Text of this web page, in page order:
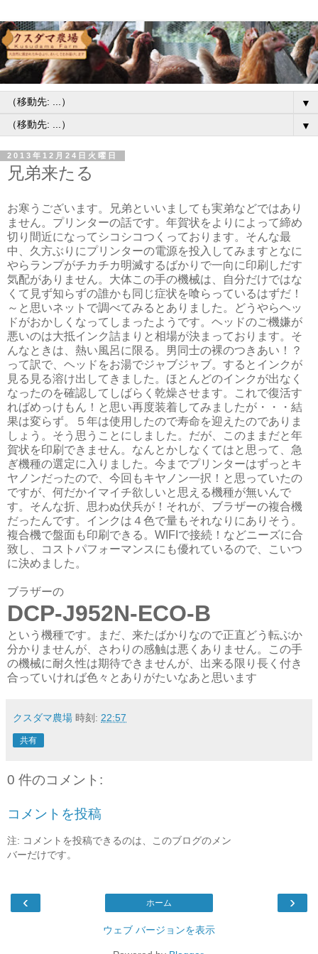
▼
▼
2013年12月24日火曜日
兄弟来たる
お寒うございます。兄弟といいましても実弟などではあり
ません。プリンターの話です。年賀状をよりによって締め
切り間近になってシコシコつくっております。そんな最
中、久方ぶりにプリンターの電源を投入してみますとなに
やらランプがチカチカ明滅するばかりで一向に印刷しだす
気配がありません。大体この手の機械は、自分だけではな
くて見ず知らずの誰かも同じ症状を喰らっているはずだ！
～と思いネットで調べてみるとありました。どうやらヘッ
ドがおかしくなってしまったようです。ヘッドのご機嫌が
悪いのは大抵インク詰まりと相場が決まっております。そ
んなときは、熱い風呂に限る。男同士の裸のつきあい！？
って訳で、ヘッドをお湯でジャブジャブ。するとインクが
見る見る溶け出してきました。ほとんどのインクが出なく
なったのを確認してしばらく乾燥させます。これで復活す
ればめっけもん！と思い再度装着してみましたが・・・結
果は変らず。５年は使用したので寿命を迎えたのでありま
しょう。そう思うことにしました。だが、このままだと年
賀状を印刷できません。なんとかしなくてはと思って、急
ぎ機種の選定に入りました。今までプリンターはずっとキ
ヤノンだったので、今回もキヤノン一択！と思っていたの
ですが、何だかイマイチ欲しいと思える機種が無いんで
す。そんな折、思わぬ伏兵が！それが、ブラザーの複合機
だったんです。インクは４色で量もそれなりにありそう。
複合機で盤面も印刷できる。WIFIで接続！などニーズに合
致し、コストパフォーマンスにも優れているので、こいつ
に決めました。
ブラザーの
DCP-J952N-ECO-B
という機種です。まだ、来たばかりなので正直どう転ぶか
分かりませんが、さわりの感触は悪くありません。この手
の機械に耐久性は期待できませんが、出来る限り長く付き
合っていければ色々とありがたいなあと思います
クスダマ農場 時刻: 22:57
共有
0 件のコメント:
コメントを投稿
注: コメントを投稿できるのは、このブログのメン
バーだけです。
‹ ›
ホーム
ウェブ バージョンを表示